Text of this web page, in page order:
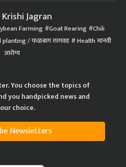
Jagran
Farming Goat Rearing Chili
planting / फळबाग लागवड Health मानवी
आरोग्य
You choose the topics of
you handpicked news and
choice.
Newsletters